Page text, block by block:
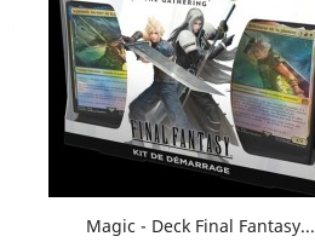
Magic - Deck Final Fantasy...
 Aperçu rapide